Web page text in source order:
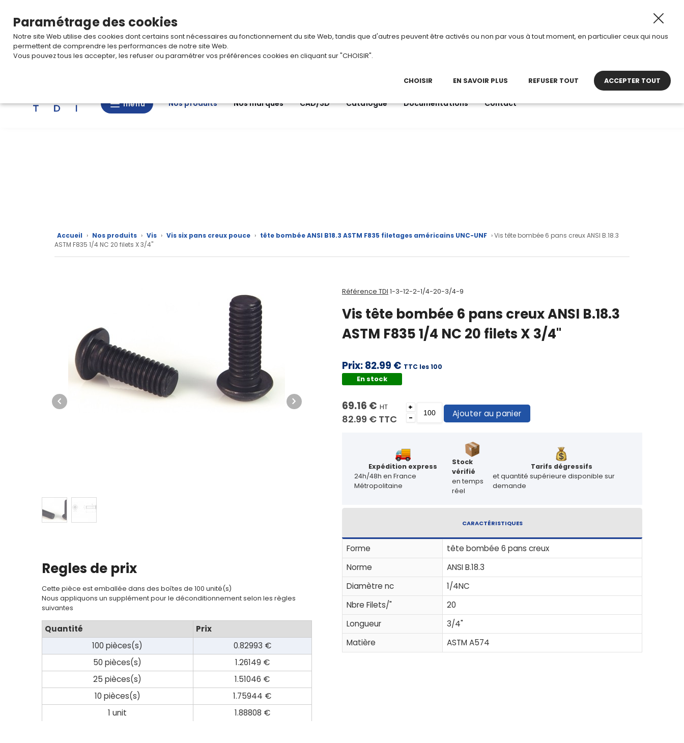
Du 3 au 28 août 2026, TDI passe en mode été. Horaires d’ouverture :
marques
Documentations
panier
menu
menu Nos produits Nos marques CAD/3D Catalogue Documentations Contact
Accueil › Nos produits › Vis › Vis six pans creux pouce › tête bombée ANSI B18.3 ASTM F835 filetages américains UNC-UNF › Vis tête bombée 6 pans creux ANSI B.18.3
ASTM F835 1/4 NC 20 filets X 3/4"
Regles de prix
Cette pièce est emballée dans des boîtes de 100 unité(s)
Nous appliquons un supplément pour le déconditionnement selon les règles
suivantes
Quantité
Prix
100 pièces(s)
0.82993 €
50 pièces(s)
1.26149 €
25 pièces(s)
1.51046 €
10 pièces(s)
1.75944 €
1 unit
1.88808 €
Référence TDI 1-3-12-2-1/4-20-3/4-9
Vis tête bombée 6 pans creux ANSI B.18.3
ASTM F835 1/4 NC 20 filets X 3/4"
Prix:82.99 € TTC les 100
En stock
69.16 € HT
82.99 € TTC
+
-
Ajouter au panier
Expédition express
24h/48h en France
Métropolitaine
Stock
vérifié
en temps
réel
Tarifs dégressifs
et quantité supérieure disponible sur
demande
CARACTÉRISTIQUES
Forme
tête bombée 6 pans creux
Norme
ANSI B.18.3
Diamètre nc
1/4NC
Nbre Filets/"
20
Longueur
3/4"
Matière
ASTM A574
Paramétrage des cookies
Notre site Web utilise des cookies dont certains sont nécessaires au fonctionnement du site Web, tandis que d'autres peuvent être activés ou non par vous à tout moment, en particulier ceux qui nous
permettent de comprendre les performances de notre site Web.
Vous pouvez tous les accepter, les refuser ou paramétrer vos préférences cookies en cliquant sur "CHOISIR".
CHOISIR EN SAVOIR PLUS REFUSER TOUT ACCEPTER TOUT